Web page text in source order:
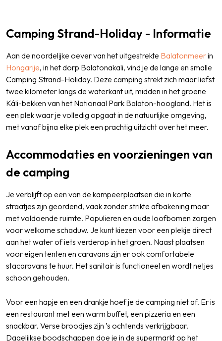
Camping Strand-Holiday - Informatie
Aan de noordelijke oever van het uitgestrekte Balatonmeerin
Hongarije, in het dorp Balatonakali, vind je de lange en smalle
Camping Strand-Holiday. Deze camping strekt zich maar liefst
twee kilometer langs de waterkant uit, midden in het groene
Káli-bekken van het Nationaal Park Balaton-hoogland. Het is
een plek waar je volledig opgaat in de natuurlijke omgeving,
met vanaf bijna elke plek een prachtig uitzicht over het meer.
Accommodaties en voorzieningen van
de camping
Je verblijft op een van de kampeerplaatsen die in korte
straatjes zijn geordend, vaak zonder strikte afbakening maar
met voldoende ruimte. Populieren en oude loofbomen zorgen
voor welkome schaduw. Je kunt kiezen voor een plekje direct
aan het water of iets verderop in het groen. Naast plaatsen
voor eigen tenten en caravans zijn er ook comfortabele
stacaravans te huur. Het sanitair is functioneel en wordt netjes
schoon gehouden.
Voor een hapje en een drankje hoef je de camping niet af. Er is
een restaurant met een warm buffet, een pizzeria en een
snackbar. Verse broodjes zijn ’s ochtends verkrijgbaar.
Dagelijkse boodschappen doe je in de supermarkt op het